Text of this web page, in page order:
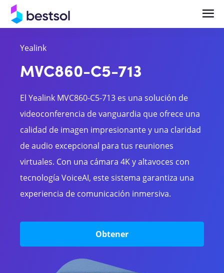
Empresariales
Videocolaboración y Salas de Reunión
Inteligentes
Bases celulares
Gateways
Yealink
MVC860-C5-713
El Yealink MVC860-C5-713 es una solución de
videoconferencia de vanguardia que ofrece una
calidad de imagen impresionante y una claridad
de audio excepcional para tus reuniones
virtuales. Con una cámara 4K y altavoces con
tecnología VoiceAI, este sistema garantiza una
experiencia de comunicación inmersiva.
Obtener